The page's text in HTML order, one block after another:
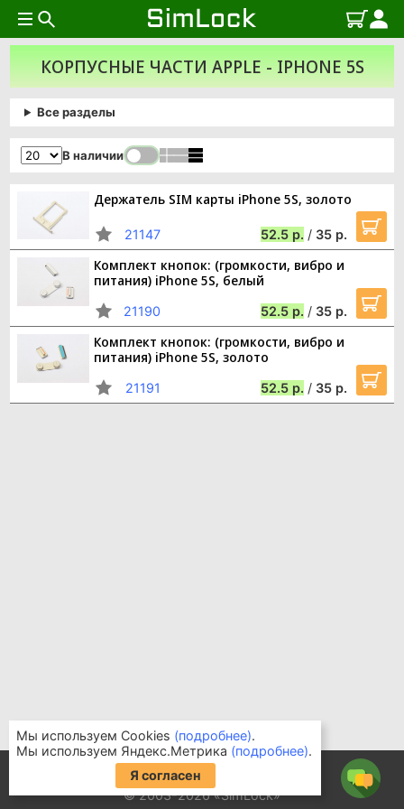
КОРПУСНЫЕ ЧАСТИ APPLE - IPHONE 5S
Все разделы
В наличии
Держатель SIM карты iPhone 5S, золото
21147 52.5 / 35
Комплект кнопок: (громкости, вибро и
питания) iPhone 5S, белый
21190 52.5 / 35
Комплект кнопок: (громкости, вибро и
питания) iPhone 5S, золото
21191 52.5 / 35
Информация для покупателей
Часто задаваемые вопросы
© 2003-2026 «SimLock»
Мы используем Cookies (подробнее).
Мы используем Яндекс.Метрика (подробнее).
Я согласен